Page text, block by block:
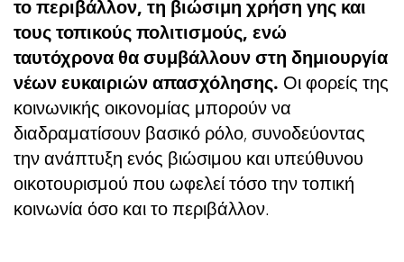
το περιβάλλον, τη βιώσιμη χρήση γης και
τους τοπικούς πολιτισμούς, ενώ
ταυτόχρονα θα συμβάλλουν στη δημιουργία
νέων ευκαιριών απασχόλησης. Οι φορείς της
κοινωνικής οικονομίας μπορούν να
διαδραματίσουν βασικό ρόλο, συνοδεύοντας
την ανάπτυξη ενός βιώσιμου και υπεύθυνου
οικοτουρισμού που ωφελεί τόσο την τοπική
κοινωνία όσο και το περιβάλλον.